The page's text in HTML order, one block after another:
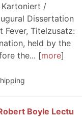
Kartoniert /
Dissertation
Fever, Titelzusatz:
held by the
the...
more
Boyle Lectu